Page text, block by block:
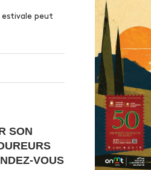
estivale peut
SON
VOUS